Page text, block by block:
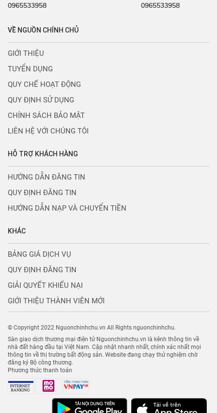
0965533958 0965533958
VỀ NGUỒN CHÍNH CHỦ
GIỚI THIỆU
TUYỂN DỤNG
QUY CHẾ HOẠT ĐỘNG
QUY ĐỊNH SỬ DỤNG
CHÍNH SÁCH BẢO MẬT
LIÊN HỆ VỚI CHÚNG TÔI
HỖ TRỢ KHÁCH HÀNG
HƯỚNG DẪN ĐĂNG TIN
QUY ĐỊNH ĐĂNG TIN
HƯỚNG DẪN NẠP VÀ CHUYỂN TIỀN
KHÁC
BẢNG GIÁ DỊCH VỤ
QUY ĐỊNH ĐĂNG TIN
GIẢI QUYẾT KHIẾU NẠI
GIỚI THIỆU THÀNH VIÊN MỚI
© Copyright 2022 Nguonchinhchu.vn All Rights nguonchinhchu.
Sàn giao dịch thương mại điện tử Nguonchinhchu.vn là kênh thông tin về
nhà đất hàng đầu tại Việt Nam. Cập nhật nhanh nhất, chính xác nhất mọi
thông tin về thị trường bất động sản. Website đang chạy thử nghiệm chờ
đăng ký Bộ công thương.
Phương thức thanh toán